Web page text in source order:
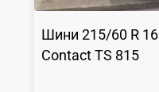
Шини215/60 R 16
Contact TS 815